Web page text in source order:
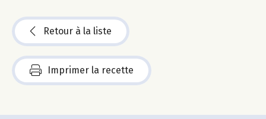
Retour à la liste
Imprimer la recette